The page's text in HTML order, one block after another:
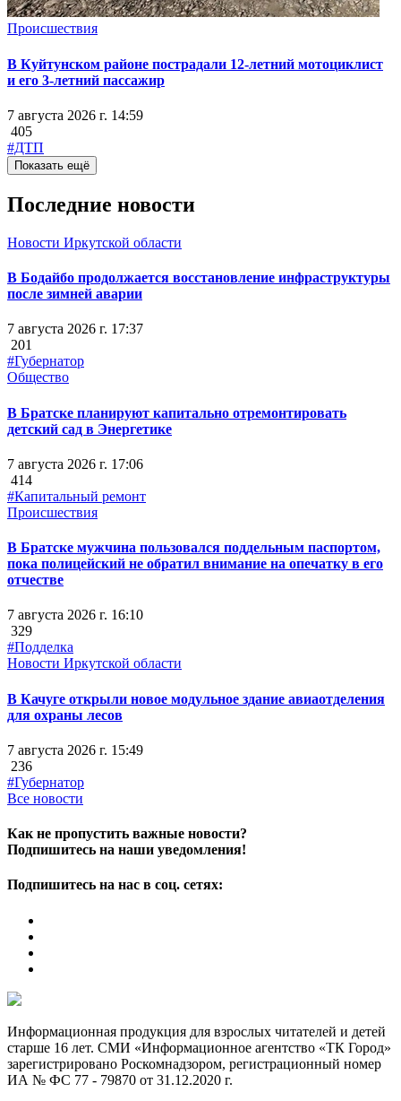
Происшествия
В Куйтунском районе пострадали 12-летний мотоциклист
и его 3-летний пассажир
7 августа 2026 г. 14:59
405
#ДТП
Показать ещё
Последние новости
Новости Иркутской области
В Бодайбо продолжается восстановление инфраструктуры
после зимней аварии
7 августа 2026 г. 17:37
201
#Губернатор
Общество
В Братске планируют капитально отремонтировать
детский сад в Энергетике
7 августа 2026 г. 17:06
414
#Капитальный ремонт
Происшествия
В Братске мужчина пользовался поддельным паспортом,
пока полицейский не обратил внимание на опечатку в его
отчестве
7 августа 2026 г. 16:10
329
#Подделка
Новости Иркутской области
В Качуге открыли новое модульное здание авиаотделения
для охраны лесов
7 августа 2026 г. 15:49
236
#Губернатор
Все новости
Как не пропустить важные новости?
Подпишитесь на наши уведомления!
Подпишитесь на нас в соц. сетях:
Информационная продукция для взрослых читателей и детей
старше 16 лет. СМИ «Информационное агентство «ТК Город»
зарегистрировано Роскомнадзором, регистрационный номер
ИА № ФС 77 - 79870 от 31.12.2020 г.